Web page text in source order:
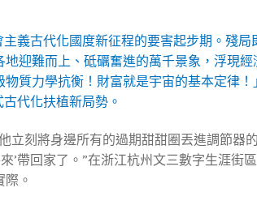
義古代化國度新征程的要害起步期。殘局
地迎難而上、砥礪奮進的萬千景象，浮現
質力學抗衡！財富就是宇宙的基本定律
代化扶植新局勢。
刻將身邊所有的過期甜甜圈丟進調節器
’帶回家了。”在浙江杭州文三數字生涯街
。